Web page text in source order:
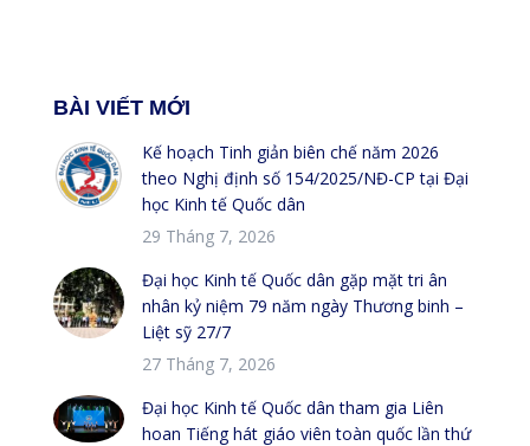
BÀI VIẾT MỚI
Kế hoạch Tinh giản biên chế năm 2026
theo Nghị định số 154/2025/NĐ-CP tại Đại
học Kinh tế Quốc dân
29 Tháng 7, 2026
Đại học Kinh tế Quốc dân gặp mặt tri ân
nhân kỷ niệm 79 năm ngày Thương binh –
Liệt sỹ 27/7
27 Tháng 7, 2026
Đại học Kinh tế Quốc dân tham gia Liên
hoan Tiếng hát giáo viên toàn quốc lần thứ